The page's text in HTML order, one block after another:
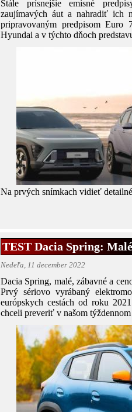
Stále prísnejšie emisné
zaujímavých áut a nahradiť ich
pripravovaným predpisom
Hyundai a v týchto dňoch
Na prvých snímkach vidieť
TEST Dacia Spring:
Nedeľa, 11 december 2022
Dacia Spring, malé, zábavné a
Prvý sériovo vyrábaný
európskych cestách od roku
chceli preveriť v našom týždennom